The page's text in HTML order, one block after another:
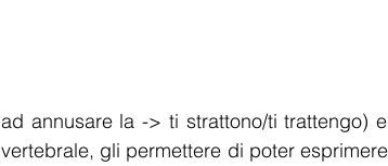
ad annusare la -> ti strattono/ti trattengo)
vertebrale, gli permettere di poter